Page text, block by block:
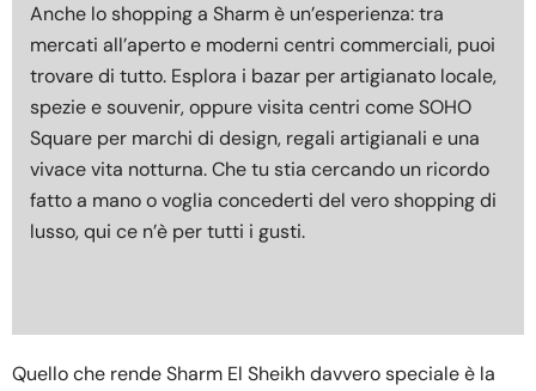
Anche lo shopping a Sharm è un’esperienza: tra
mercati all’aperto e moderni centri commerciali, puoi
trovare di tutto. Esplora i bazar per artigianato locale,
spezie e souvenir, oppure visita centri come SOHO
Square per marchi di design, regali artigianali e una
vivace vita notturna. Che tu stia cercando un ricordo
fatto a mano o voglia concederti del vero shopping di
lusso, qui ce n’è per tutti i gusti.
Quello che rende Sharm El Sheikh davvero speciale è la